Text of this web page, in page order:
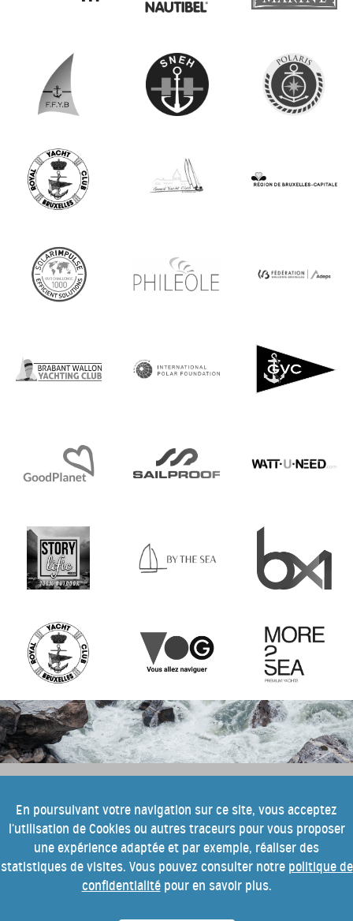
En poursuivant votre navigation sur ce site, vous acceptez
l’utilisation de Cookies ou autres traceurs pour vous proposer
une expérience adaptée et par exemple, réaliser des
statistiques de visites. Vous pouvez consulter notre politique de
confidentialitépour en savoir plus.
Pour tout savoir sur cette 10e édition
du festival Into the Blue, inscrivez-
vous à notre newsletter.